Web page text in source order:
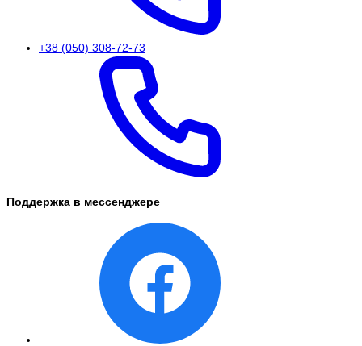
+38 (050) 308-72-73
Поддержка в мессенджере